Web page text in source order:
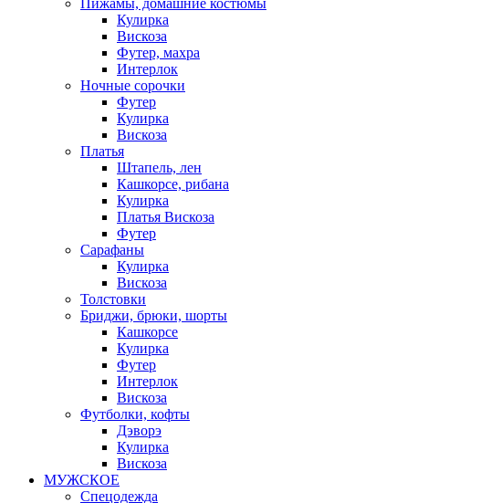
Пижамы, домашние костюмы
Кулирка
Вискоза
Футер, махра
Интерлок
Ночные сорочки
Футер
Кулирка
Вискоза
Платья
Штапель, лен
Кашкорсе, рибана
Кулирка
Платья Вискоза
Футер
Сарафаны
Кулирка
Вискоза
Толстовки
Бриджи, брюки, шорты
Кашкорсе
Кулирка
Футер
Интерлок
Вискоза
Футболки, кофты
Дэворэ
Кулирка
Вискоза
МУЖСКОЕ
Спецодежда